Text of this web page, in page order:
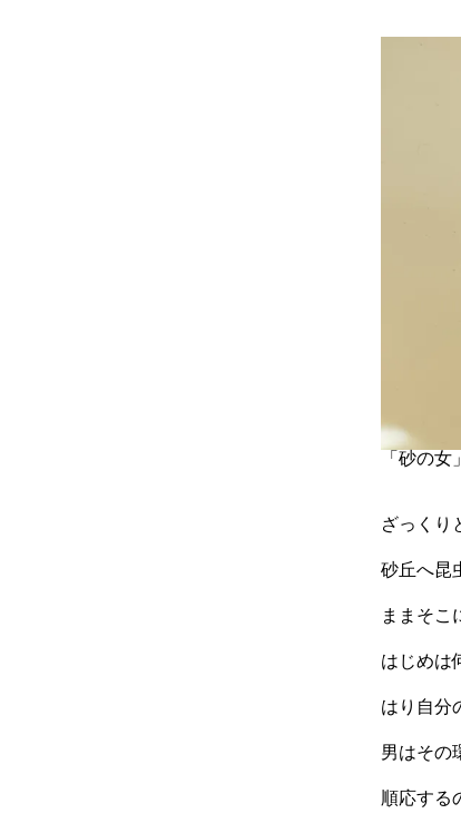
「砂の
ざっくり
砂丘へ昆
ままそこ
はじめは
はり自分
男はその
順応する